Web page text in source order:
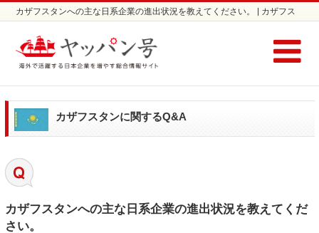
カザフスタンへの主な日系企業の進出状況を教えてください。 | カザフス
カザフスタンに関するQ&A
カザフスタンへの主な日系企業の進出状況を教えてくだ
さい。